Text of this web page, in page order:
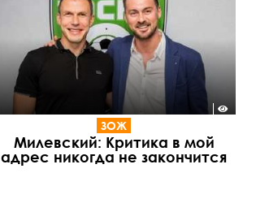
ЗОЖ
Милевский: Критика в мой
адрес никогда не закончится